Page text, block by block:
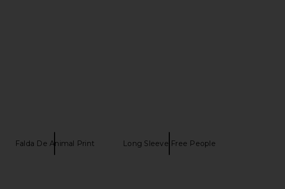
Falda De Animal Print Long Sleeve Free People